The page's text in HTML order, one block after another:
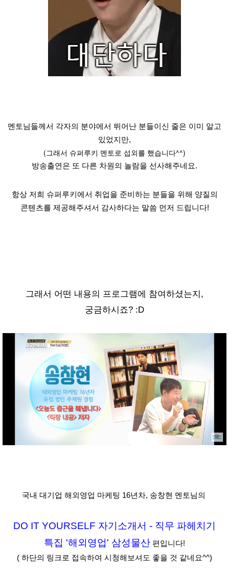
멘토님들께서 각자의 분야에서 뛰어난 분들이신 줄은 이미 알고
있었지만,
(그래서 슈퍼루키 멘토로 섭외를 했습니다^^)
방송출연은 또 다른 차원의 놀람을 선사해주네요.
항상 저희 슈퍼루키에서 취업을 준비하는 분들을 위해 양질의
콘텐츠를 제공해주셔서 감사하다는 말씀 먼저 드립니다!
그래서 어떤 내용의 프로그램에 참여하셨는지,
궁금하시죠? :D
국내 대기업 해외영업 마케팅 16년차, 송창현 멘토님의
DO IT YOURSELF 자기소개서 - 직무 파헤치기
특집 '해외영업' 삼성물산 편입니다!
( 하단의 링크로 접속하여 시청해보셔도 좋을 것 같네요^^)